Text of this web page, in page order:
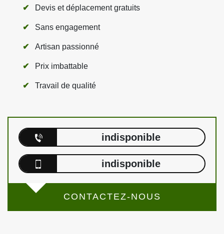
Devis et déplacement gratuits
Sans engagement
Artisan passionné
Prix imbattable
Travail de qualité
indisponible
indisponible
CONTACTEZ-NOUS